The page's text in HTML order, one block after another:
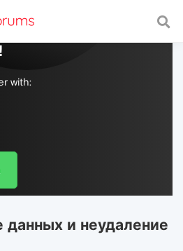
with a fast and
with:
данных и неудаление